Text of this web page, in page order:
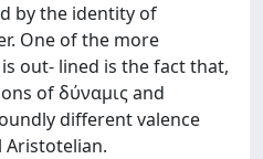
by the identity of
One of the more
out- lined is the fact that,
of δύναμις and
different valence